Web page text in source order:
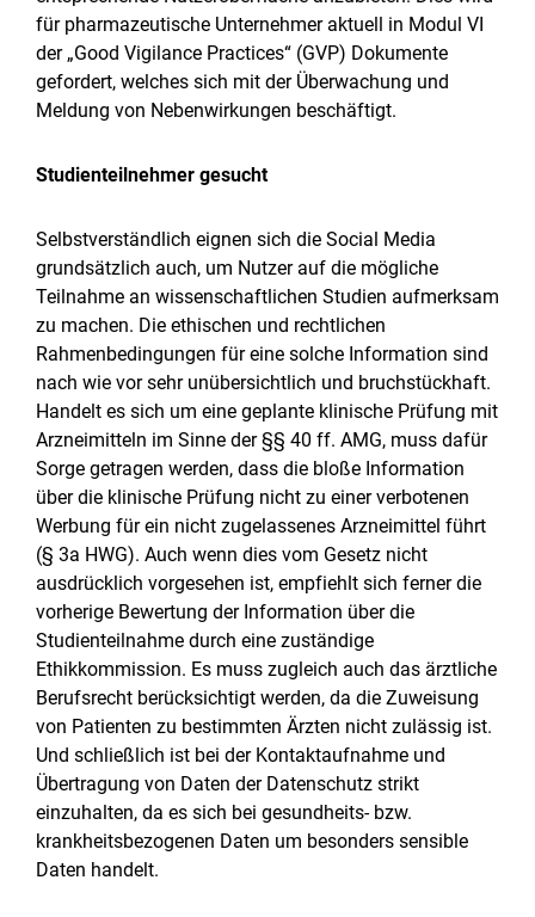
für pharmazeutische Unternehmer aktuell in Modul VI
der „Good Vigilance Practices“ (GVP) Dokumente
gefordert, welches sich mit der Überwachung und
Meldung von Nebenwirkungen beschäftigt.
Studienteilnehmer gesucht
Selbstverständlich eignen sich die Social Media
grundsätzlich auch, um Nutzer auf die mögliche
Teilnahme an wissenschaftlichen Studien aufmerksam
zu machen. Die ethischen und rechtlichen
Rahmenbedingungen für eine solche Information sind
nach wie vor sehr unübersichtlich und bruchstückhaft.
Handelt es sich um eine geplante klinische Prüfung mit
Arzneimitteln im Sinne der §§ 40 ff. AMG, muss dafür
Sorge getragen werden, dass die bloße Information
über die klinische Prüfung nicht zu einer verbotenen
Werbung für ein nicht zugelassenes Arzneimittel führt
(§ 3a HWG). Auch wenn dies vom Gesetz nicht
ausdrücklich vorgesehen ist, empfiehlt sich ferner die
vorherige Bewertung der Information über die
Studienteilnahme durch eine zuständige
Ethikkommission. Es muss zugleich auch das ärztliche
Berufsrecht berücksichtigt werden, da die Zuweisung
von Patienten zu bestimmten Ärzten nicht zulässig ist.
Und schließlich ist bei der Kontaktaufnahme und
Übertragung von Daten der Datenschutz strikt
einzuhalten, da es sich bei gesundheits- bzw.
krankheitsbezogenen Daten um besonders sensible
Daten handelt.